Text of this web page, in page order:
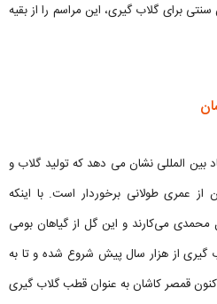
برای گلاب گیری، این مراسم را از بقیه
بین المللی نشان می دهد که تولید گلاب و
عمری طولانی برخوردار است. با اینکه
محمدی می‌کارند و این گل از گیاهان بومی
گیری از هزار سال پیش شروع شده و تا به
قمصر کاشان به عنوان قطب گلاب گیری